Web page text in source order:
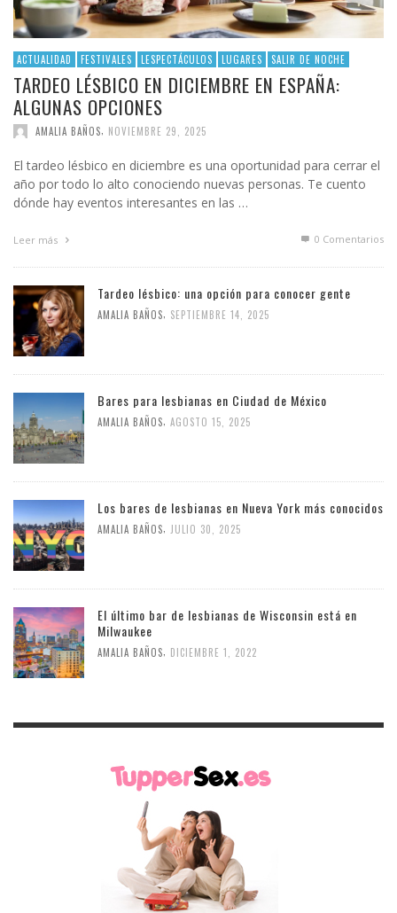
ACTUALIDAD FESTIVALES LESPECTÁCULOS LUGARES SALIR DE NOCHE
TARDEO LÉSBICO EN DICIEMBRE EN ESPAÑA:
ALGUNAS OPCIONES
AMALIA BAÑOS NOVIEMBRE 29, 2025
El tardeo lésbico en diciembre es una oportunidad para cerrar el
año por todo lo alto conociendo nuevas personas. Te cuento
dónde hay eventos interesantes en las …
Leer más 0 Comentarios
Tardeo lésbico: una opción para conocer gente
AMALIA BAÑOS SEPTIEMBRE 14, 2025
Bares para lesbianas en Ciudad de México
AMALIA BAÑOS AGOSTO 15, 2025
Los bares de lesbianas en Nueva York más conocidos
AMALIA BAÑOS JULIO 30, 2025
El último bar de lesbianas de Wisconsin está en
Milwaukee
AMALIA BAÑOS DICIEMBRE 1, 2022